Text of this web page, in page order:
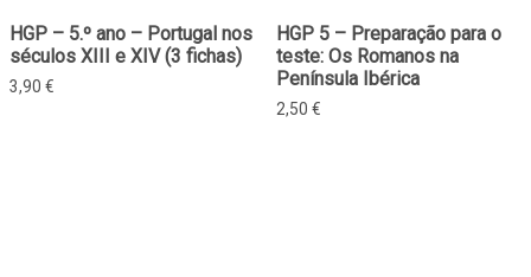
HGP – 5.º ano – Portugal nos
séculos XIII e XIV (3 fichas)
3,90 €
HGP 5 – Preparação para o
teste: Os Romanos na
Península Ibérica
2,50 €